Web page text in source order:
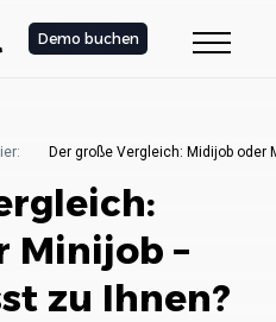
Demo buchen
Der große Vergleich: Midijob oder
Minijob –
zu Ihnen?